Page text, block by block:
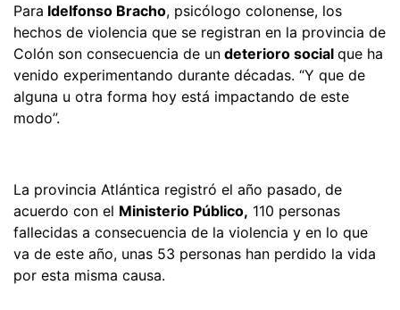
Para Idelfonso Bracho, psicólogo colonense, los
hechos de violencia que se registran en la provincia de
Colón son consecuencia de un deterioro social que ha
venido experimentando durante décadas. “Y que de
alguna u otra forma hoy está impactando de este
modo”.
La provincia Atlántica registró el año pasado, de
acuerdo con el Ministerio Público, 110 personas
fallecidas a consecuencia de la violencia y en lo que
va de este año, unas 53 personas han perdido la vida
por esta misma causa.